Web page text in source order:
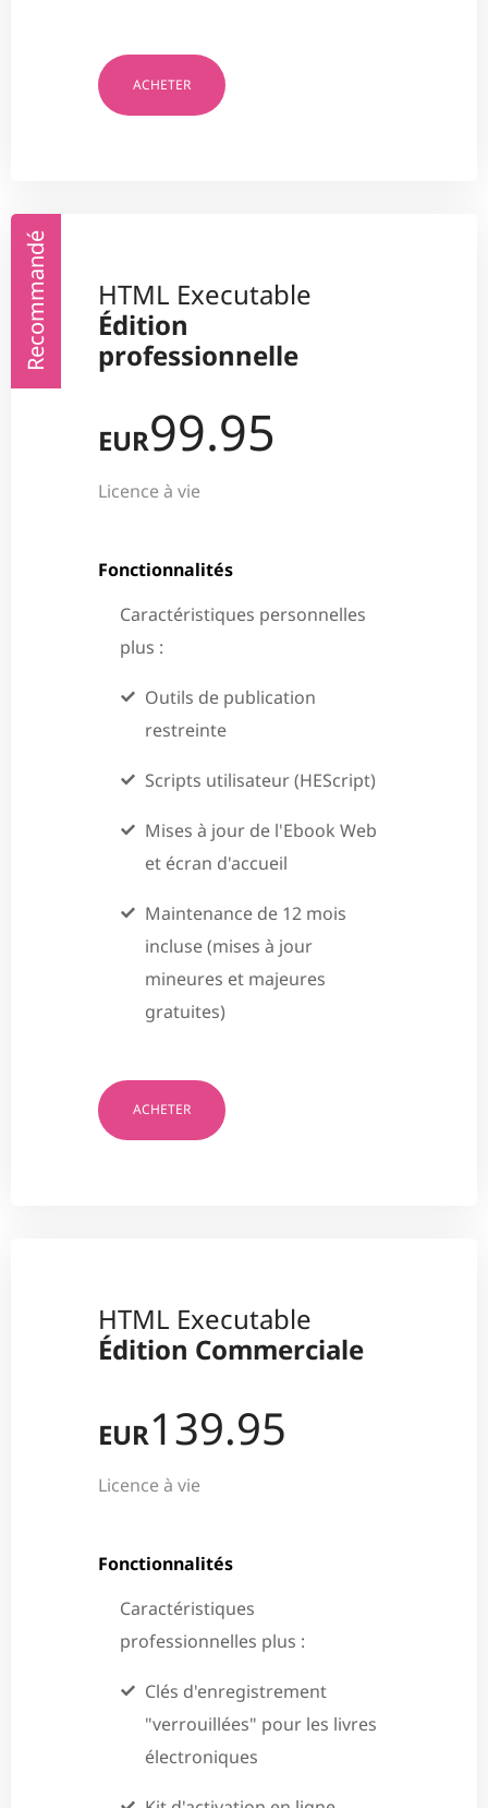
ACHETER
Recommandé
HTML Executable
Édition
professionnelle
EUR99.95
Licence à vie
Fonctionnalités
Caractéristiques personnelles
plus :
Outils de publication
restreinte
Scripts utilisateur (HEScript)
Mises à jour de l'Ebook Web
et écran d'accueil
Maintenance de 12 mois
incluse (mises à jour
mineures et majeures
gratuites)
ACHETER
HTML Executable
Édition Commerciale
EUR139.95
Licence à vie
Fonctionnalités
Caractéristiques
professionnelles plus :
Clés d'enregistrement
"verrouillées" pour les livres
électroniques